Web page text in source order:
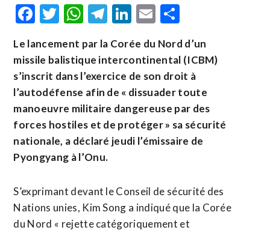
Facebook
Twitter
WhatsApp
Telegram
LinkedIn
Email
Le lancement par la Corée du Nord d’un
missile balistique intercontinental (ICBM)
s’inscrit dans l’exercice de son droit à
l’autodéfense afin de « dissuader toute
manoeuvre militaire dangereuse par des
forces hostiles et de protéger » sa sécurité
nationale, a déclaré jeudi l’émissaire de
Pyongyang à l’Onu.
S’exprimant devant le Conseil de sécurité des
Nations unies, Kim Song a indiqué que la Corée
du Nord « rejette catégoriquement et